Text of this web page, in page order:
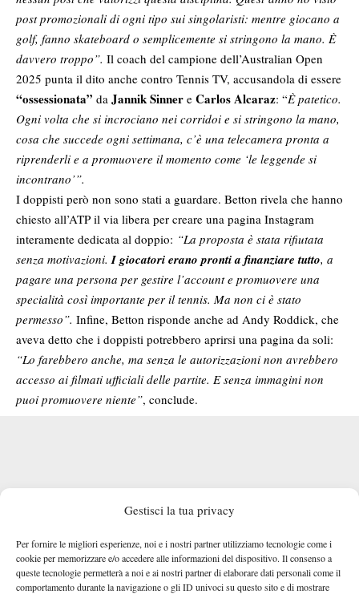
Gestisci la tua privacy
Per fornire le migliori esperienze, noi e i nostri partner utilizziamo tecnologie come i
cookie per memorizzare e/o accedere alle informazioni del dispositivo. Il consenso a
queste tecnologie permetterà a noi e ai nostri partner di elaborare dati personali come il
comportamento durante la navigazione o gli ID univoci su questo sito e di mostrare
post promozionali di ogni tipo sui singolaristi: mentre giocano a
golf, fanno skateboard o semplicemente si stringono la mano. È
davvero troppo”. Il coach del campione dell’Australian Open
2025 punta il dito anche contro Tennis TV, accusandola di essere
“ossessionata” da Jannik Sinner e Carlos Alcaraz: “È patetico.
Ogni volta che si incrociano nei corridoi e si stringono la mano,
cosa che succede ogni settimana, c’è una telecamera pronta a
riprenderli e a promuovere il momento come ‘le leggende si
incontrano’”.
I doppisti però non sono stati a guardare. Betton rivela che hanno
chiesto all’ATP il via libera per creare una pagina Instagram
interamente dedicata al doppio: “La proposta è stata rifiutata
senza motivazioni. I giocatori erano pronti a finanziare tutto, a
pagare una persona per gestire l’account e promuovere una
specialità così importante per il tennis. Ma non ci è stato
permesso”. Infine, Betton risponde anche ad Andy Roddick, che
aveva detto che i doppisti potrebbero aprirsi una pagina da soli:
“Lo farebbero anche, ma senza le autorizzazioni non avrebbero
accesso ai filmati ufficiali delle partite. E senza immagini non
puoi promuovere niente”, conclude.